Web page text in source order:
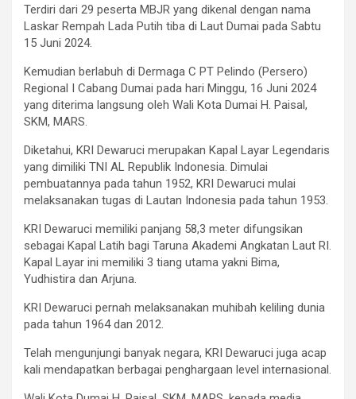
Terdiri dari 29 peserta MBJR yang dikenal dengan nama
Laskar Rempah Lada Putih tiba di Laut Dumai pada Sabtu
15 Juni 2024.
Kemudian berlabuh di Dermaga C PT Pelindo (Persero)
Regional I Cabang Dumai pada hari Minggu, 16 Juni 2024
yang diterima langsung oleh Wali Kota Dumai H. Paisal,
SKM, MARS.
Diketahui, KRI Dewaruci merupakan Kapal Layar Legendaris
yang dimiliki TNI AL Republik Indonesia. Dimulai
pembuatannya pada tahun 1952, KRI Dewaruci mulai
melaksanakan tugas di Lautan Indonesia pada tahun 1953.
KRI Dewaruci memiliki panjang 58,3 meter difungsikan
sebagai Kapal Latih bagi Taruna Akademi Angkatan Laut RI.
Kapal Layar ini memiliki 3 tiang utama yakni Bima,
Yudhistira dan Arjuna.
KRI Dewaruci pernah melaksanakan muhibah keliling dunia
pada tahun 1964 dan 2012.
Telah mengunjungi banyak negara, KRI Dewaruci juga acap
kali mendapatkan berbagai penghargaan level internasional.